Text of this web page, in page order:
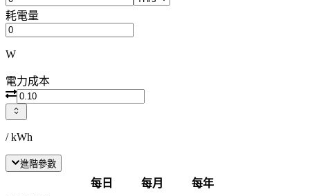
耗電量
W
電力成本
/ kWh
進階參數
每日 每月
每年